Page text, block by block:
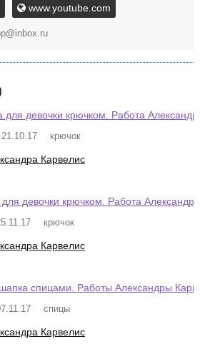
www.youtube.com
для девочки крючком. Работа
21.10.17 крючок
Карвелис
девочки крючком. Работа
крючок
Карвелис
спицами. Работы Александры
спицы
Карвелис